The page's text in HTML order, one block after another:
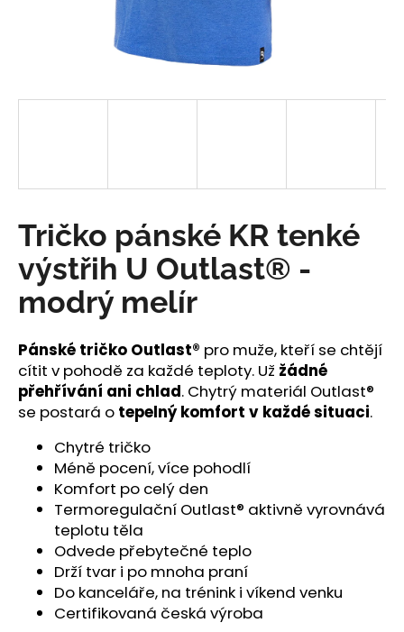
Tričko pánské KR tenké
výstřih U Outlast® -
modrý melír
Pánské tričko Outlast® pro muže, kteří se chtějí
cítit v pohodě za každé teploty. Už žádné
přehřívání ani chlad. Chytrý materiál Outlast®
se postará o tepelný komfort v každé situaci.
Chytré tričko
Méně pocení, více pohodlí
Komfort po celý den
Termoregulační Outlast® aktivně vyrovnává
teplotu těla
Odvede přebytečné teplo
Drží tvar i po mnoha praní
Do kanceláře, na trénink i víkend venku
Certifikovaná česká výroba
t
o
o
r
u
č
KALHOTKY
TENKÉ
DO
OUTLAST®